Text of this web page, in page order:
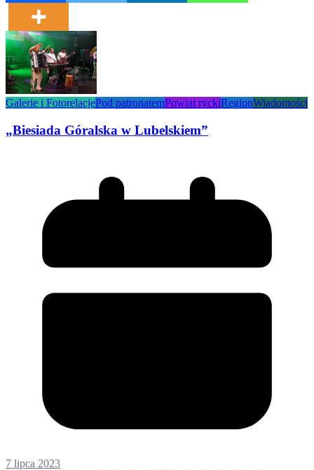
Galerie i FotorelacjePod patronatemPowiat ryckiRegionWiadomości
„Biesiada Góralska w Lubelskiem”
7 lipca 2023